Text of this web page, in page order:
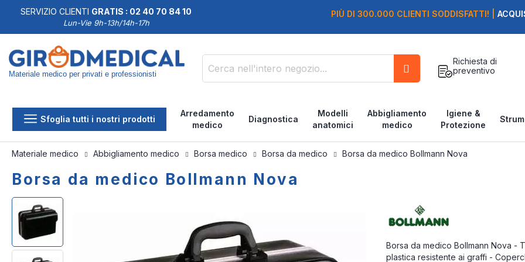
SERVIZIO CLIENTI GRATIS : 02 40 70 84 10
Lun-Vie 9h-13h/14h-17h
O RIMBORSATI PIÙ DI 300.000 CLIENTI SODDISFATTI! |
Materiale medico per privati e professionisti
Richiesta di
preventivo
Sfoglia tutti i nostri prodotti
Arredamento
medico
Diagnostica
Modelli
anatomici
Abbigliamento
medico
Igiene &
Protezione
Materiale medico Abbigliamento medico Borsa medico Borsa da medico Borsa da medico Bollmann Nova
Borsa da medico Bollmann Nova
Borsa da medico Bollmann Nova -
plastica resistente ai graffi -
Vai
alla
fine
della
galleria
Vai
all'inizio
della
galleria
di
immagini